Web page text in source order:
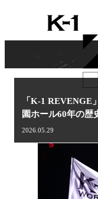
K-
1
「K-1 REVENGE
園ホール60年の歴
2026.05.29